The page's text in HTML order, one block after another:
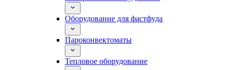
Оборудование для фастфуда
Пароконвектоматы
Тепловое оборудование